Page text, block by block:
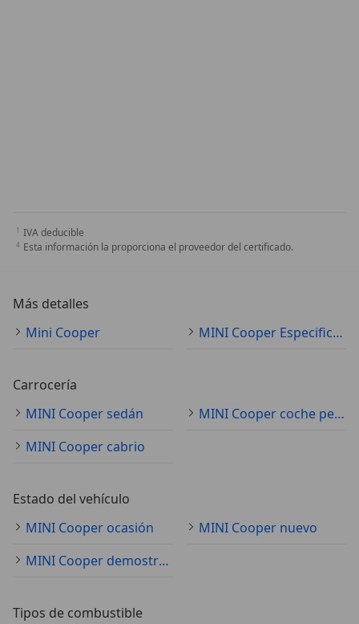
IVA deducible
Esta información la proporciona el proveedor del certificado.
Más detalles
Mini Cooper
MINI Cooper Especificaciones técnicas
Carrocería
MINI Cooper sedán
MINI Cooper coche pequeño
MINI Cooper cabrio
Estado del vehículo
MINI Cooper ocasión
MINI Cooper nuevo
MINI Cooper demostración
Tipos de combustible